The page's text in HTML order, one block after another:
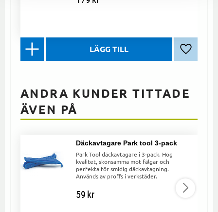
Lägg till
ANDRA KUNDER TITTADE
ÄVEN PÅ
Däckavtagare Park tool 3-pack
Park Tool däckavtagare i 3-pack. Hög
kvalitet, skonsamma mot fälgar och
perfekta för smidig däckavtagning.
Används av proffs i verkstäder.
59kr